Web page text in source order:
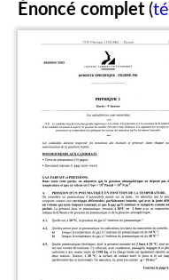
Énoncé complet (